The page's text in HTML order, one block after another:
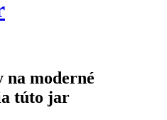
na moderné
túto jar